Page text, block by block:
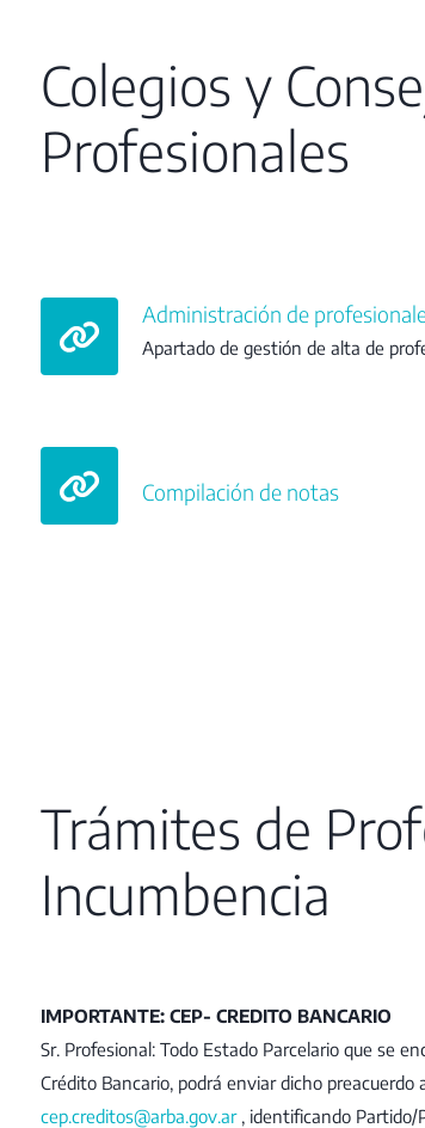
Colegios y
Profesionales
Administración de
Apartado de gestión de alta de
Compilación de notas
Trámites de
Incumbencia
IMPORTANTE: CEP- CREDITO BANCARIO
Sr. Profesional: Todo Estado Parcelario que se
Crédito Bancario, podrá enviar dicho
cep.creditos@arba.gov.ar, identificando Partido/